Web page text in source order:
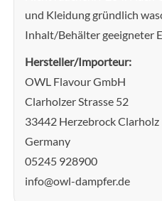
und Kleidung gründlich
Inhalt/Behälter geeigneter
Hersteller/Importeur:
OWL Flavour GmbH
Clarholzer Strasse 52
33442 Herzebrock Clarholz
Germany
05245 928900
info@owl-dampfer.de